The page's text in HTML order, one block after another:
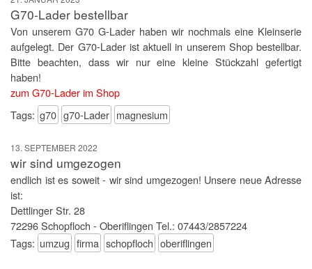
G70-Lader bestellbar
Von unserem G70 G-Lader haben wir nochmals eine Kleinserie
aufgelegt. Der G70-Lader ist aktuell in unserem Shop bestellbar.
Bitte beachten, dass wir nur eine kleine Stückzahl gefertigt
haben!
zum G70-Lader im Shop
Tags: g70 g70-Lader magnesium
13. SEPTEMBER 2022
wir sind umgezogen
endlich ist es soweit - wir sind umgezogen! Unsere neue Adresse
ist:
Dettlinger Str. 28
72296 Schopfloch - Oberiflingen Tel.: 07443/2857224
Tags: umzug firma schopfloch oberiflingen